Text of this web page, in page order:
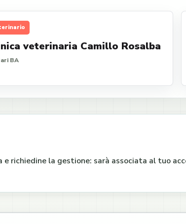
veterinaria Camillo Rosalba
BA
richiedine la gestione: sarà associata al tuo